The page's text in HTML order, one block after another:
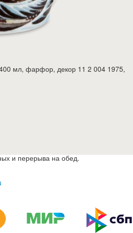
мл, фарфор, декор 11 2 004 1975,
и перерыва на обед.